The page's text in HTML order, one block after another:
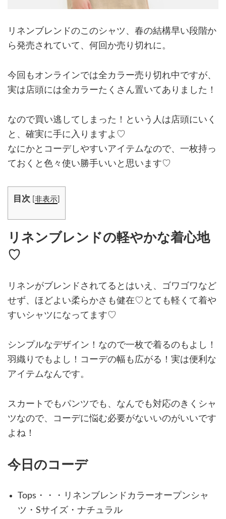
リネンブレンドのこのシャツ、春の結構早い段階か
ら発売されていて、何回か売り切れに。
今回もオンラインでは全カラー売り切れ中ですが、
実は店頭には全カラーたくさん置いてありました！
なので買い逃してしまった！という人は店頭にいく
と、確実に手に入りますよ♡
なにかとコーデしやすいアイテムなので、一枚持っ
ておくと色々使い勝手いいと思います♡
目次 非表示
リネンブレンドの軽やかな着心地
♡
リネンがブレンドされてるとはいえ、ゴワゴワなど
せず、ほどよい柔らかさも健在♡とても軽くて着や
すいシャツになってます♡
シンプルなデザイン！なので一枚で着るのもよし！
羽織りでもよし！コーデの幅も広がる！実は便利な
アイテムなんです。
スカートでもパンツでも、なんでも対応のきくシャ
ツなので、コーデに悩む必要がないいのがいいです
よね！
今日のコーデ
Tops・・・リネンブレンドカラーオープンシャ
ツ・Sサイズ・ナチュラル